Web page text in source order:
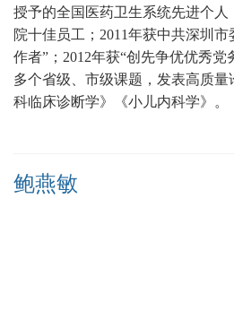
授予的全国医药卫生系统先进个人
院十佳员工；2011年获中共深圳
作者”；2012年获“创先争优优秀
多个省级、市级课题，发表高质量
科临床诊断学》《小儿内科学》。
鲍燕敏